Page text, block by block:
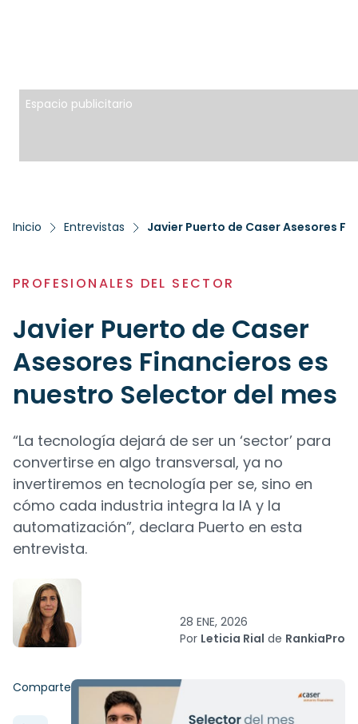
Espacio publicitario
Inicio Entrevistas Javier Puerto de Caser Asesores
PROFESIONALES DEL SECTOR
Javier Puerto de Caser
Asesores Financieros es
nuestro Selector del mes
“La tecnología dejará de ser un ‘sector’ para
convertirse en algo transversal, ya no
invertiremos en tecnología per se, sino en
cómo cada industria integra la IA y la
automatización”, declara Puerto en esta
entrevista.
28 ENE, 2026
Por Leticia Rial de RankiaPro
Comparte